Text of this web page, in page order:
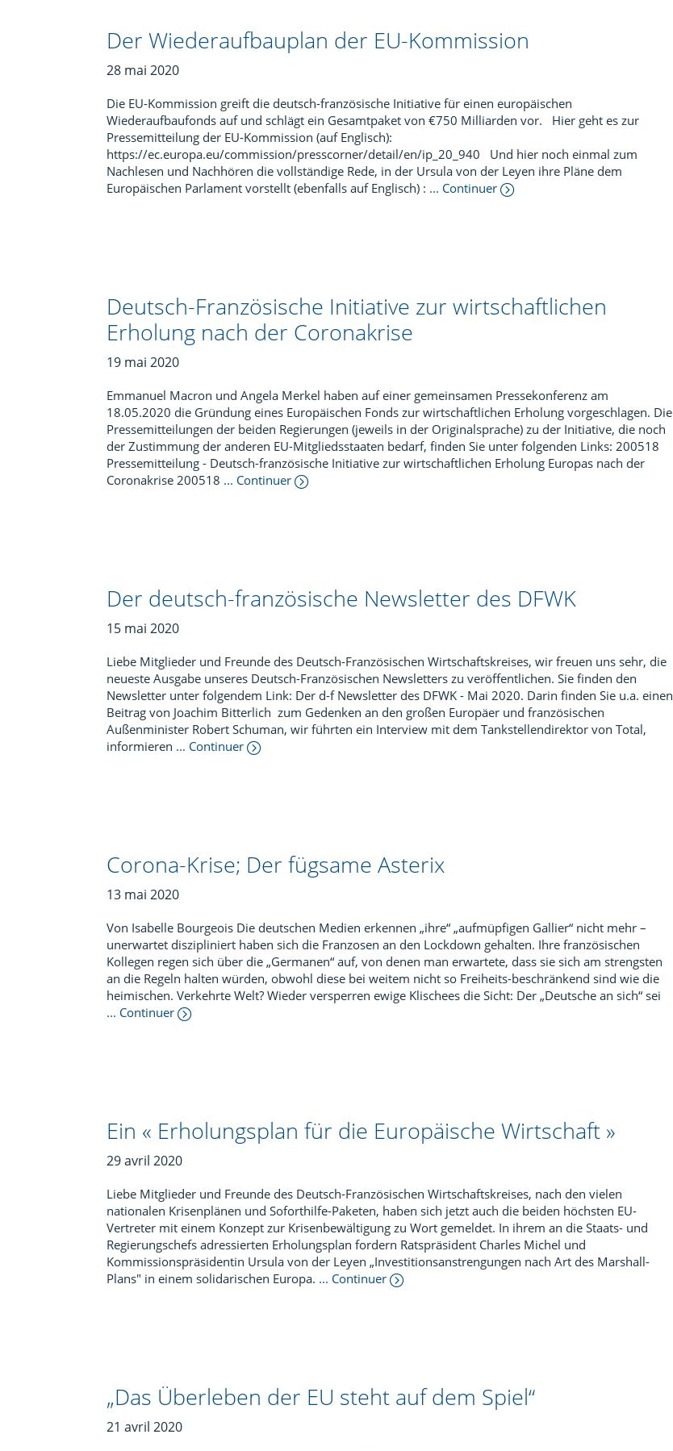
Der Wiederaufbauplan der EU-Kommission
28 mai 2020
Die EU-Kommission greift die deutsch-französische Initiative für einen europäischen
Wiederaufbaufonds auf und schlägt ein Gesamtpaket von €750 Milliarden vor. Hier geht es zur
Pressemitteilung der EU-Kommission (auf Englisch):
https://ec.europa.eu/commission/presscorner/detail/en/ip_20_940 Und hier noch einmal zum
Nachlesen und Nachhören die vollständige Rede, in der Ursula von der Leyen ihre Pläne dem
Europäischen Parlament vorstellt (ebenfalls auf Englisch) : ... Continuer
Deutsch-Französische Initiative zur wirtschaftlichen
Erholung nach der Coronakrise
19 mai 2020
Emmanuel Macron und Angela Merkel haben auf einer gemeinsamen Pressekonferenz am
18.05.2020 die Gründung eines Europäischen Fonds zur wirtschaftlichen Erholung vorgeschlagen. Die
Pressemitteilungen der beiden Regierungen (jeweils in der Originalsprache) zu der Initiative, die noch
der Zustimmung der anderen EU-Mitgliedsstaaten bedarf, finden Sie unter folgenden Links: 200518
Pressemitteilung - Deutsch-französische Initiative zur wirtschaftlichen Erholung Europas nach der
Coronakrise 200518 ... Continuer
Der deutsch-französische Newsletter des DFWK
15 mai 2020
Liebe Mitglieder und Freunde des Deutsch-Französischen Wirtschaftskreises, wir freuen uns sehr, die
neueste Ausgabe unseres Deutsch-Französischen Newsletters zu veröffentlichen. Sie finden den
Newsletter unter folgendem Link: Der d-f Newsletter des DFWK - Mai 2020. Darin finden Sie u.a. einen
Beitrag von Joachim Bitterlich zum Gedenken an den großen Europäer und französischen
Außenminister Robert Schuman, wir führten ein Interview mit dem Tankstellendirektor von Total,
informieren ... Continuer
Corona-Krise; Der fügsame Asterix
13 mai 2020
Von Isabelle Bourgeois Die deutschen Medien erkennen „ihre“ „aufmüpfigen Gallier“ nicht mehr –
unerwartet diszipliniert haben sich die Franzosen an den Lockdown gehalten. Ihre französischen
Kollegen regen sich über die „Germanen“ auf, von denen man erwartete, dass sie sich am strengsten
an die Regeln halten würden, obwohl diese bei weitem nicht so Freiheits-beschränkend sind wie die
heimischen. Verkehrte Welt? Wieder versperren ewige Klischees die Sicht: Der „Deutsche an sich“ sei
... Continuer
Ein « Erholungsplan für die Europäische Wirtschaft »
29 avril 2020
Liebe Mitglieder und Freunde des Deutsch-Französischen Wirtschaftskreises, nach den vielen
nationalen Krisenplänen und Soforthilfe-Paketen, haben sich jetzt auch die beiden höchsten EU-
Vertreter mit einem Konzept zur Krisenbewältigung zu Wort gemeldet. In ihrem an die Staats- und
Regierungschefs adressierten Erholungsplan fordern Ratspräsident Charles Michel und
Kommissionspräsidentin Ursula von der Leyen „Investitionsanstrengungen nach Art des Marshall-
Plans" in einem solidarischen Europa. ... Continuer
„Das Überleben der EU steht auf dem Spiel“
21 avril 2020